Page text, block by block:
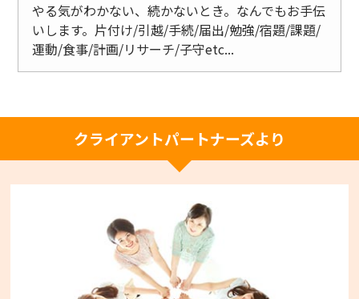
やる気がわかない、続かないとき。なんでもお手伝
いします。片付け/引越/手続/届出/勉強/宿題/課題/
運動/食事/計画/リサーチ/子守etc...
クライアントパートナーズより